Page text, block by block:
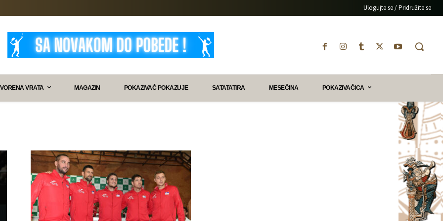
Ulogujte se / Pridružite se
VRATA MAGAZIN POKAZIVAČ POKAZUJE SATATATIRA MESEČINA POKAZIVAČICA